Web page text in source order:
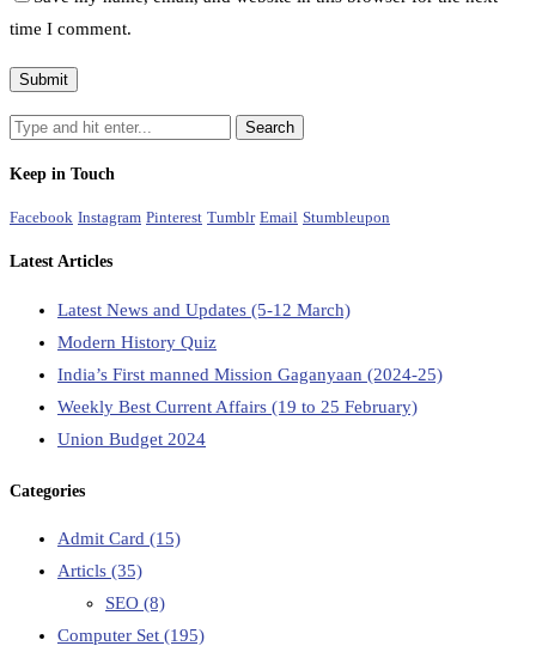
time I comment.
Keep in Touch
Facebook Instagram Pinterest Tumblr Email Stumbleupon
Latest Articles
Latest News and Updates (5-12 March)
Modern History Quiz
India’s First manned Mission Gaganyaan (2024-25)
Weekly Best Current Affairs (19 to 25 February)
Union Budget 2024
Categories
Admit Card (15)
Articls (35)
SEO (8)
Computer Set (195)